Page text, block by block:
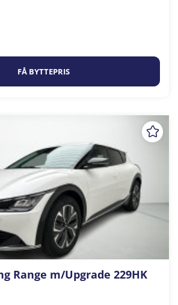
FÅ BYTTEPRIS
Range m/Upgrade 229HK